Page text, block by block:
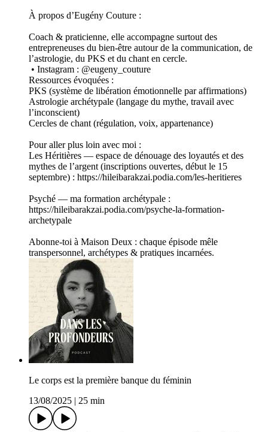
À propos d’Eugény Couture :
Coach & praticienne, elle accompagne surtout des
entrepreneuses du bien-être autour de la communication, de
l’astrologie, du PKS et du chant en cercle.
• Instagram : @eugeny_couture
Ressources évoquées :
PKS (système de libération émotionnelle par affirmations)
Astrologie archétypale (langage du mythe, travail avec
l’inconscient)
Cercles de chant (régulation, voix, appartenance)
Pour aller plus loin avec moi :
Les Héritières — espace de dénouage des loyautés et des
mythes de l’argent (inscriptions ouvertes, début le 15
septembre) : https://hileibarakzai.podia.com/les-heritieres
Psyché — ma formation archétypale :
https://hileibarakzai.podia.com/psyche-la-formation-
archetypale
Abonne-toi à Maison Deux : chaque épisode mêle
transpersonnel, archétypes & pratiques incarnées.
Le corps est la première banque du féminin
13/08/2025
25 min